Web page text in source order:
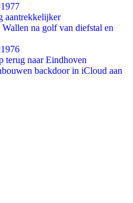
aantrekkelijker
na golf van diefstal en
terug naar Eindhoven
backdoor in iCloud aan